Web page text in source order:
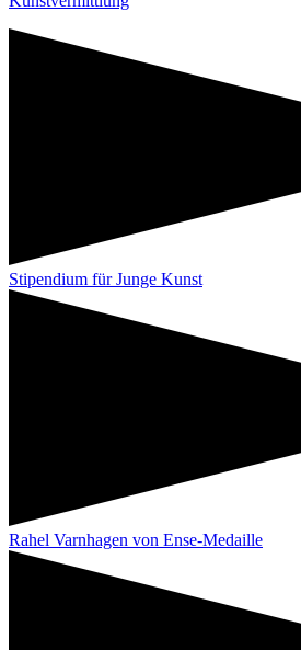
Stipendium für Junge Kunst
Rahel Varnhagen von Ense-Medaille